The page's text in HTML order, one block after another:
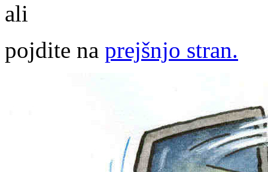
ali
pojdite na prejšnjo stran.